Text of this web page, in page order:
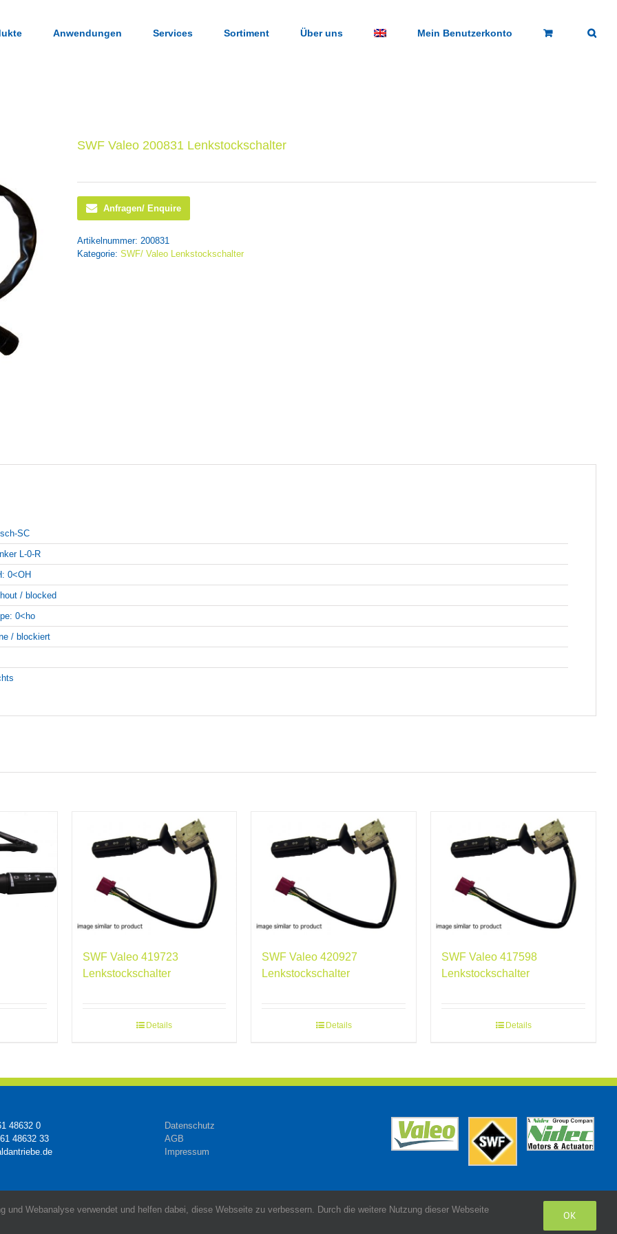
Anwendungen Services Sortiment Über uns Mein Benutzerkonto
SWF Valeo 200831 Lenkstockschalter
Anfragen/ Enquire
Artikelnummer: 200831
Kategorie: SWF/ Valeo Lenkstockschalter
SC
L-0-R
0<OH
/ blocked
0<ho
/ blockiert
SWF Valeo 419723
Lenkstockschalter
Details
SWF Valeo 420927
Lenkstockschalter
Details
SWF Valeo 417598
Lenkstockschalter
Details
48632 0
48632 33
Datenschutz
AGB
Impressum
Webanalyse verwendet und helfen dabei, diese Webseite zu verbessern. Durch die weitere Nutzung dieser Webseite
OK